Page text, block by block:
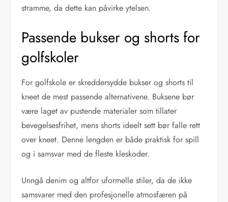
stramme, da dette kan påvirke ytelsen.
Passende bukser og shorts for
golfskoler
For golfskole er skreddersydde bukser og shorts til
kneet de mest passende alternativene. Buksene bør
være laget av pustende materialer som tillater
bevegelsesfrihet, mens shorts ideelt sett bør falle rett
over kneet. Denne lengden er både praktisk for spill
og i samsvar med de fleste kleskoder.
Unngå denim og altfor uformelle stiler, da de ikke
samsvarer med den profesjonelle atmosfæren på